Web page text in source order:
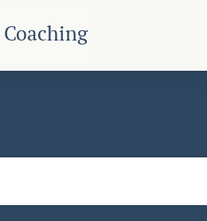
Coaching